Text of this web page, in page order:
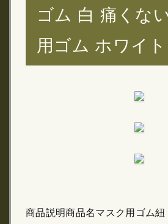
ゴム 白 痛くな
用ゴム ホワイ
商品説明商品名マスク用ゴム紐